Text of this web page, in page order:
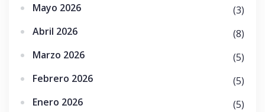
Mayo 2026
(3)
Abril 2026
(8)
Marzo 2026
(5)
Febrero 2026
(5)
Enero 2026
(5)